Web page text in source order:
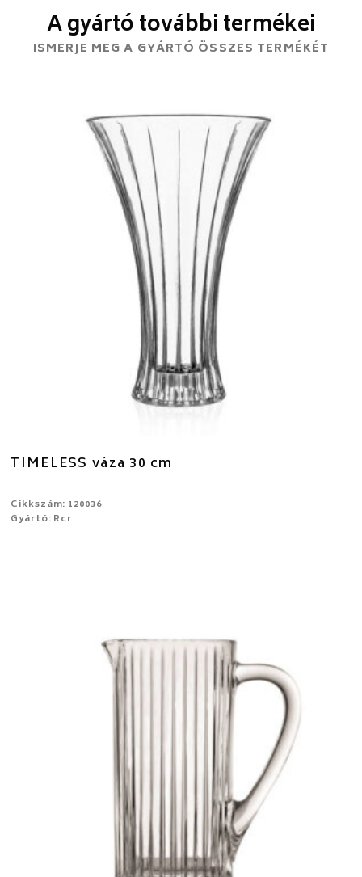
A gyártó további termékei
ISMERJE MEG A GYÁRTÓ ÖSSZES TERMÉKÉT
TIMELESS váza 30 cm
Cikkszám: 120036
Gyártó: Rcr